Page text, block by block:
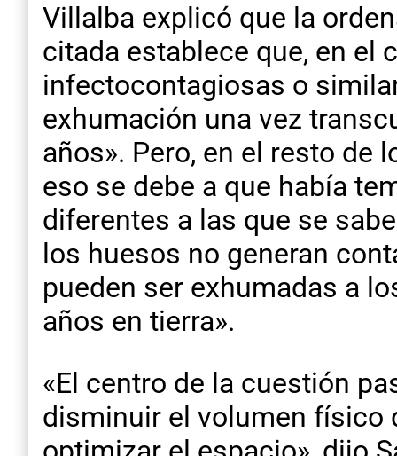
Villalba explicó que la
citada establece que, en el
infectocontagiosas o
exhumación una vez
años». Pero, en el resto de
eso se debe a que había
diferentes a las que se
los huesos no generan
pueden ser exhumadas a
años en tierra».
«El centro de la cuestión
disminuir el volumen físico